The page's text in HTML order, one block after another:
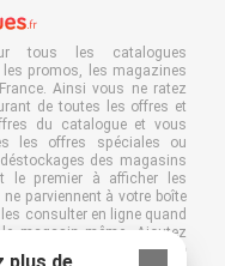
tous les catalogues
promos, les magazines
Ainsi vous ne ratez
de toutes les offres et
du catalogue et vous
les offres spéciales ou
des magasins
le premier à afficher les
parviennent à votre boîte
consulter en ligne quand
magasin même. Ajoutez
du temps et de